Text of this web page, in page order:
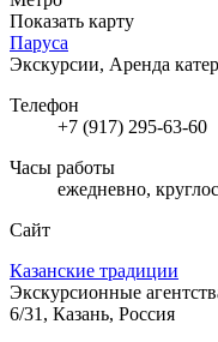
Показать карту
Паруса
Экскурсии, Аренда
Телефон
+7 (917) 295-63-60
Часы работы
ежедневно,
Сайт
Казанские традиции
Экскурсионные
6/31, Казань, Россия